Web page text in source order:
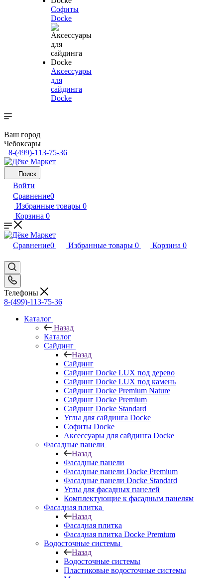
Софиты
Docke
Аксессуары
для
сайдинга
Docke
Ваш город
Чебоксары
8-(499)-113-75-36
Поиск
Войти
Сравнение0
Избранные товары 0
Корзина 0
Сравнение0 Избранные товары 0 Корзина 0
Телефоны
8-(499)-113-75-36
Каталог
Назад
Каталог
Сайдинг
Назад
Сайдинг
Сайдинг Docke LUX под дерево
Сайдинг Docke LUX под камень
Сайдинг Docke Premium Nature
Сайдинг Docke Premium
Сайдинг Docke Standard
Углы для сайдинга Docke
Софиты Docke
Аксессуары для сайдинга Docke
Фасадные панели
Назад
Фасадные панели
Фасадные панели Docke Premium
Фасадные панели Docke Standard
Углы для фасадных панелей
Комплектующие к фасадным панелям
Фасадная плитка
Назад
Фасадная плитка
Фасадная плитка Docke Premium
Водосточные системы
Назад
Водосточные системы
Пластиковые водосточные системы